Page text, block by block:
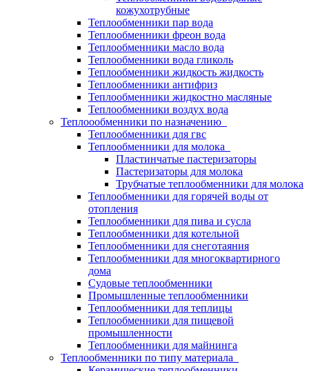
кожухотрубные
Теплообменники пар вода
Теплообменники фреон вода
Теплообменники масло вода
Теплообменники вода гликоль
Теплообменники жидкость жидкость
Теплообменники антифриз
Теплообменники жидкостно масляные
Теплообменники воздух вода
Теплоообменники по назначению
Теплообменники для гвс
Теплообменники для молока
Пластинчатые пастеризаторы
Пастеризаторы для молока
Трубчатые теплообменники для молока
Теплообменники для горячей воды от
отопления
Теплообменники для пива и сусла
Теплообменники для котельной
Теплообменники для снеготаяния
Теплообменники для многоквартирного
дома
Судовые теплообменники
Промышленные теплообменники
Теплообменники для теплицы
Теплообменники для пищевой
промышленности
Теплообменники для майнинга
Теплообменники по типу материала